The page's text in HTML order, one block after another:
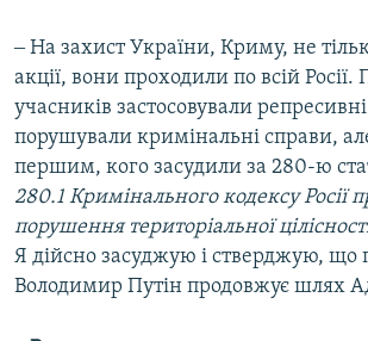
‒ На захист України, Криму, не
акції, вони проходили по всій Росії.
учасників застосовували
порушували кримінальні справи,
першим, кого засудили за 280-ю
280.1 Кримінального кодексу Росії
порушення територіальної
Я дійсно засуджую і стверджую, що
Володимир Путін продовжує шлях